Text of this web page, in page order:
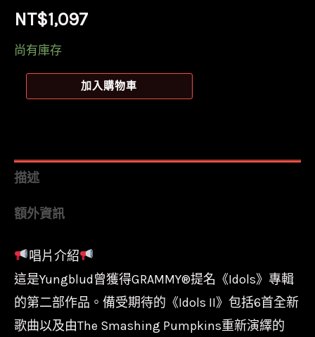
NT$1,097
尚有庫存
透
膠】
滾
小
丑
Yungblud
加入購物車
描述
額外資訊
唱片介紹
這是Yungblud曾獲得GRAMMY®提名《Idols》專輯
的第二部作品。備受期待的《Idols II》包括6首全新
歌曲以及由The Smashing Pumpkins重新演繹的